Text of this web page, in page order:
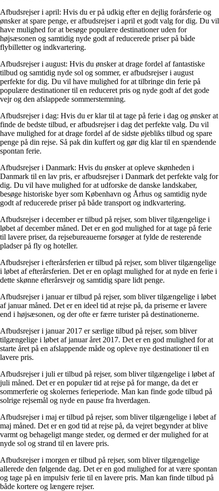
Afbudsrejser i april: Hvis du er på udkig efter en dejlig forårsferie og
ønsker at spare penge, er afbudsrejser i april et godt valg for dig. Du vil
have mulighed for at besøge populære destinationer uden for
højsæsonen og samtidig nyde godt af reducerede priser på både
flybilletter og indkvartering.
Afbudsrejser i august: Hvis du ønsker at drage fordel af fantastiske
tilbud og samtidig nyde sol og sommer, er afbudsrejser i august
perfekte for dig. Du vil have mulighed for at tilbringe din ferie på
populære destinationer til en reduceret pris og nyde godt af det gode
vejr og den afslappede sommerstemning.
Afbudsrejser i dag: Hvis du er klar til at tage på ferie i dag og ønsker at
finde de bedste tilbud, er afbudsrejser i dag det perfekte valg. Du vil
have mulighed for at drage fordel af de sidste øjebliks tilbud og spare
penge på din rejse. Så pak din kuffert og gør dig klar til en spændende
spontan ferie.
Afbudsrejser i Danmark: Hvis du ønsker at opleve skønheden i
Danmark til en lav pris, er afbudsrejser i Danmark det perfekte valg for
dig. Du vil have mulighed for at udforske de danske landskaber,
besøge historiske byer som København og Århus og samtidig nyde
godt af reducerede priser på både transport og indkvartering.
Afbudsrejser i december er tilbud på rejser, som bliver tilgængelige i
løbet af december måned. Det er en god mulighed for at tage på ferie
til lavere priser, da rejsebureauerne forsøger at fylde de resterende
pladser på fly og hoteller.
Afbudsrejser i efterårsferien er tilbud på rejser, som bliver tilgængelige
i løbet af efterårsferien. Det er en oplagt mulighed for at nyde en ferie i
dette skønne efterårsvejr og samtidig spare lidt penge.
Afbudsrejser i januar er tilbud på rejser, som bliver tilgængelige i løbet
af januar måned. Det er en ideel tid at rejse på, da priserne er lavere
end i højsæsonen, og der ofte er færre turister på destinationerne.
Afbudsrejser i januar 2017 er særlige tilbud på rejser, som bliver
tilgængelige i løbet af januar året 2017. Det er en god mulighed for at
starte året på en afslappende måde og opleve nye destinationer til en
lavere pris.
Afbudsrejser i juli er tilbud på rejser, som bliver tilgængelige i løbet af
juli måned. Det er en populær tid at rejse på for mange, da det er
sommerferie og skolernes ferieperiode. Man kan finde gode tilbud på
solrige rejsemål og nyde en pause fra hverdagen.
Afbudsrejser i maj er tilbud på rejser, som bliver tilgængelige i løbet af
maj måned. Det er en god tid at rejse på, da vejret begynder at blive
varmt og behageligt mange steder, og dermed er der mulighed for at
nyde sol og strand til en lavere pris.
Afbudsrejser i morgen er tilbud på rejser, som bliver tilgængelige
allerede den følgende dag. Det er en god mulighed for at være spontan
og tage på en impulsiv ferie til en lavere pris. Man kan finde tilbud på
både kortere og længere rejser.